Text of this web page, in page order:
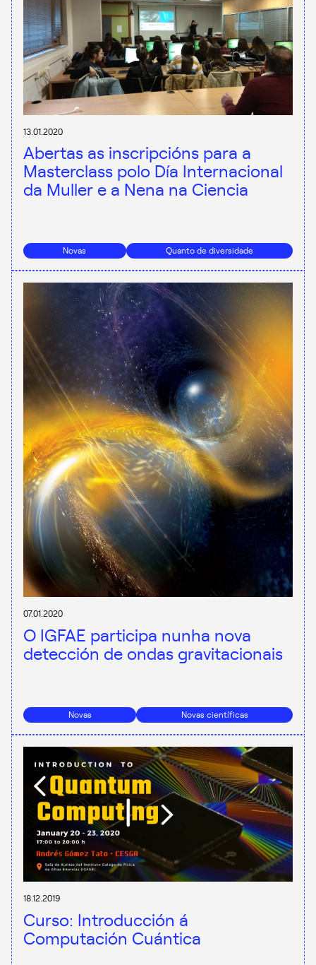
13.01.2020
Abertas as inscripcións para a
Masterclass polo Día Internacional
da Muller e a Nena na Ciencia
Novas Quanto de diversidade
07.01.2020
O IGFAE participa nunha nova
detección de ondas gravitacionais
Novas Novas científicas
18.12.2019
Curso: Introducción á
Computación Cuántica